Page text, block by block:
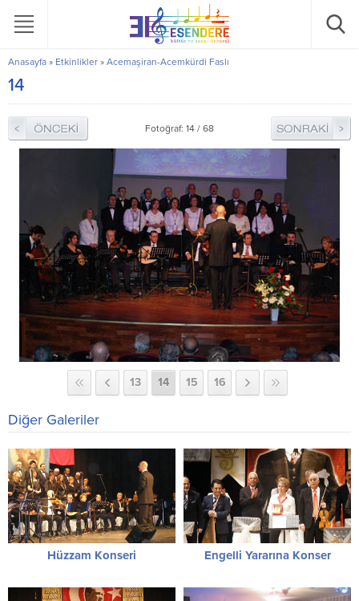
Anasayfa » Etkinlikler » Acemaşiran-Acemkürdi Faslı
14
Fotoğraf: 14 / 68
13 14 15 16
Diğer Galeriler
Hüzzam Konseri Engelli Yararına Konser